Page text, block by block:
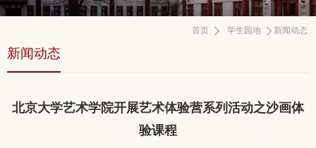
首页 学生园地 新闻动态
新闻动态
北京大学艺术学院开展艺术体验营系列活动之沙画体
验课程